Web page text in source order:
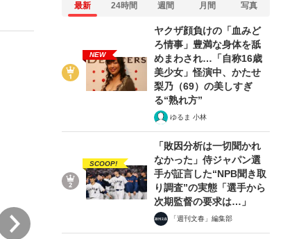
い」『北の国から』倉本聰氏（91...
運用のすべて 最新 24時間 週間 月間 写真
NEW
ヤクザ顔負けの「血みど
ろ情事」豊満な身体を舐
めまわされ…「自称16歳
美少女」怪演中、かたせ
梨乃（69）の美しすぎ
る“熟れ方”
ゆるま 小林
SCOOP!
「敗因分析は一切聞かれ
なかった」侍ジャパン選
手が証言した“NPB聞き取
り調査”の実態「選手から
次期監督の要求は…」
「週刊文春」編集部